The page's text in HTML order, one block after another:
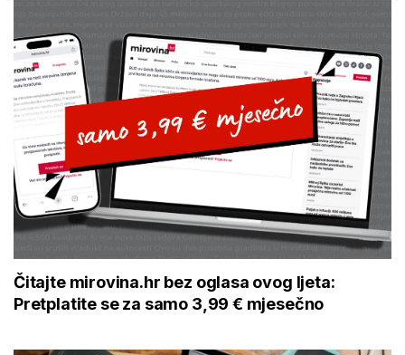
Čitajte mirovina.hr bez oglasa ovog ljeta:
Pretplatite se za samo 3,99 € mjesečno